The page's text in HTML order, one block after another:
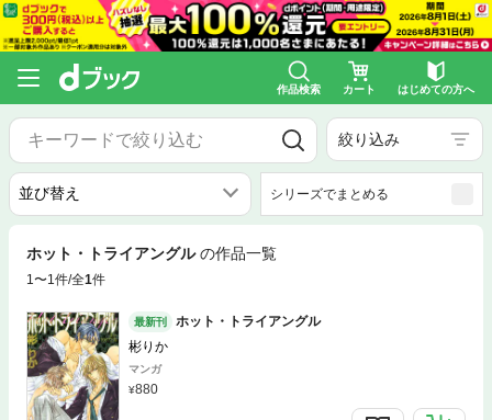
作品検索 カート はじめての方へ
絞り込み
シリーズでまとめる
ホット・トライアングル の作品一覧
1〜1件/全1件
最新刊
ホット・トライアングル
彬りか
マンガ
880